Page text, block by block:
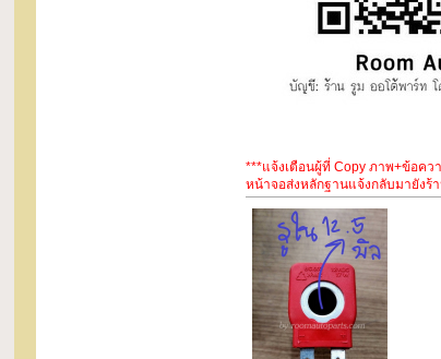
***แจ้งเตือนผู้ที่ Copy ภาพ+ข้อค
หน้าจอส่งหลักฐานแจ้งกลับมายังร้